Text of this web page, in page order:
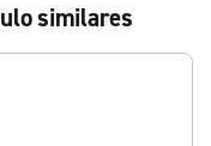
similares